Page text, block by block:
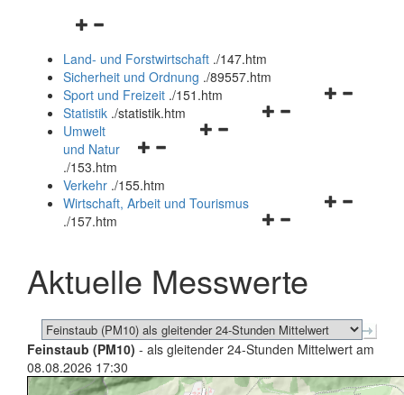
Navigationsmenü
und
schließen
Land- und Forstwirtschaft ./147.htm
Sicherheit und Ordnung ./89557.htm
Navigationsmenü
Sport und Freizeit ./151.htm
Navigationsmenü
Statistik ./statistik.htm
Navigationsmenü
und
schließen
Umwelt
und Natur
./153.htm
Verkehr ./155.htm
Navigationsmenü
schließen
Wirtschaft, Arbeit und Tourismus
./157.htm
Aktuelle Messwerte
Feinstaub (PM10) - als gleitender 24-Stunden Mittelwert am
08.08.2026 17:30